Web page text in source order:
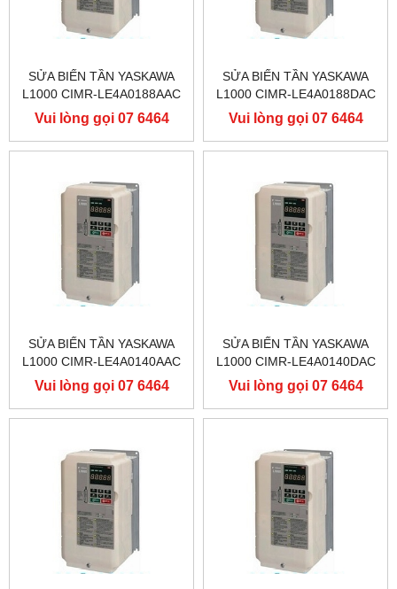
SỬA BIẾN TẦN YASKAWA
L1000 CIMR-LE4A0188AAC
400V 90KW, BIẾN TẦN
YASKAWA L1000
Vui lòng gọi 07 6464
9556
SỬA BIẾN TẦN YASKAWA
L1000 CIMR-LE4A0188DAC
400V 90KW, BIẾN TẦN
YASKAWA L1000
Vui lòng gọi 07 6464
9556
SỬA BIẾN TẦN YASKAWA
L1000 CIMR-LE4A0140AAC
400V 75KW, BIẾN TẦN
YASKAWA L1000
Vui lòng gọi 07 6464
9556
SỬA BIẾN TẦN YASKAWA
L1000 CIMR-LE4A0140DAC
400V 75KW, BIẾN TẦN
YASKAWA L1000
Vui lòng gọi 07 6464
9556